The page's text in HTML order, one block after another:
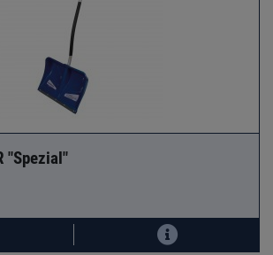
"Spezial"